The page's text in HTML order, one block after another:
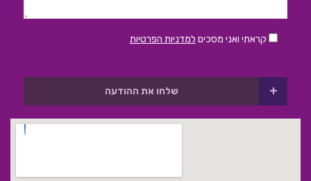
קראתי ואני מסכים למדניות הפרטיות
שלחו את ההודעה +